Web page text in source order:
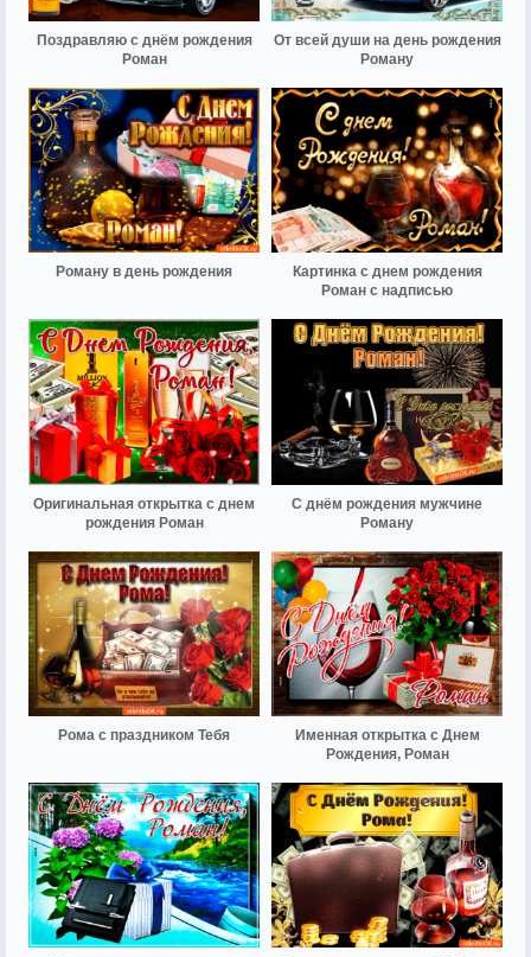
Поздравляю с днём рождения
Роман
От всей души на день рождения
Роману
Роману в день рождения
Картинка с днем рождения
Роман с надписью
Оригинальная открытка с днем
рождения Роман
С днём рождения мужчине
Роману
Рома с праздником Тебя
Именная открытка с Днем
Рождения, Роман